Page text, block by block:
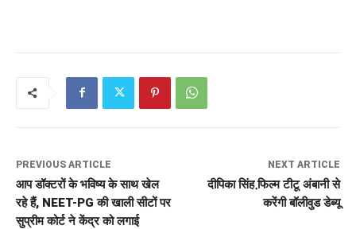
PREVIOUS ARTICLE
आप डॉक्टरों के भविष्य के साथ खेल
रहे हैं, NEET-PG की खाली सीटों पर
सुप्रीम कोर्ट ने केंद्र को लगाई
NEXT ARTICLE
दीपिका सिंह फि़ल्म टीटू अंबानी से
करेंगी बॉलीवुड डेब्यू